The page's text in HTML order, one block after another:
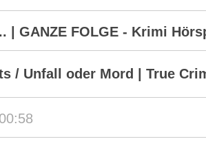
GANZE FOLGE - Krimi
/ Unfall oder Mord | True